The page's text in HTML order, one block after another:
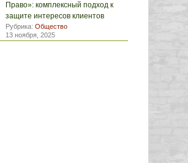
Право»: комплексный подход к
защите интересов клиентов
Рубрика: Общество
13 ноября, 2025